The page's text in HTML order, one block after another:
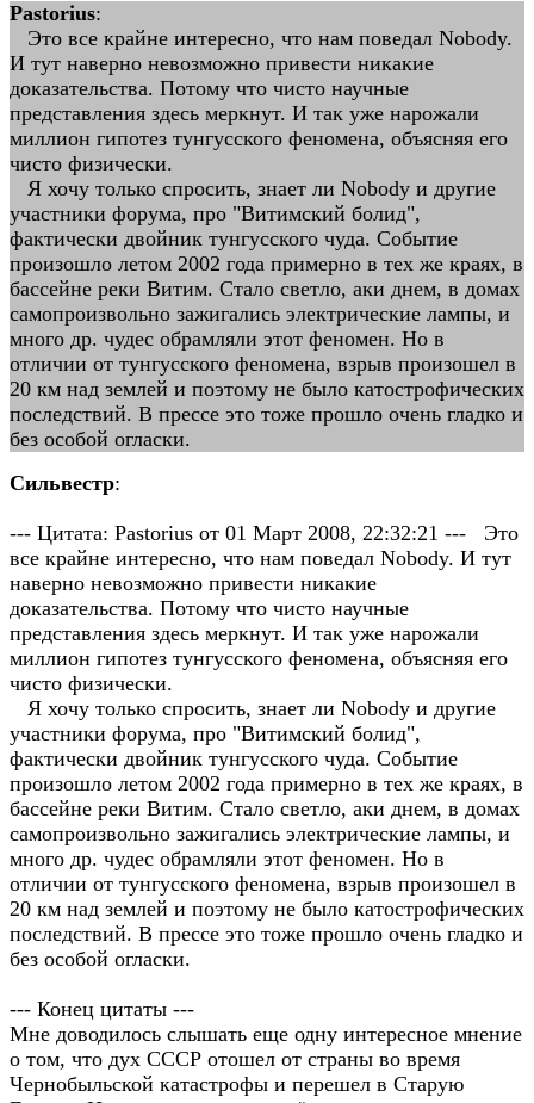
Pastorius:
Это все крайне интересно, что нам поведал Nobody.
И тут наверно невозможно привести никакие
доказательства. Потому что чисто научные
представления здесь меркнут. И так уже нарожали
миллион гипотез тунгусского феномена, объясняя его
чисто физически.
Я хочу только спросить, знает ли Nobody и другие
участники форума, про "Витимский болид",
фактически двойник тунгусского чуда. Событие
произошло летом 2002 года примерно в тех же краях, в
бассейне реки Витим. Стало светло, аки днем, в домах
самопроизвольно зажигались электрические лампы, и
много др. чудес обрамляли этот феномен. Но в
отличии от тунгусского феномена, взрыв произошел в
20 км над землей и поэтому не было катострофических
последствий. В прессе это тоже прошло очень гладко и
без особой огласки.
Сильвестр:
--- Цитата: Pastorius от 01 Март 2008, 22:32:21 --- Это
все крайне интересно, что нам поведал Nobody. И тут
наверно невозможно привести никакие
доказательства. Потому что чисто научные
представления здесь меркнут. И так уже нарожали
миллион гипотез тунгусского феномена, объясняя его
чисто физически.
Я хочу только спросить, знает ли Nobody и другие
участники форума, про "Витимский болид",
фактически двойник тунгусского чуда. Событие
произошло летом 2002 года примерно в тех же краях, в
бассейне реки Витим. Стало светло, аки днем, в домах
самопроизвольно зажигались электрические лампы, и
много др. чудес обрамляли этот феномен. Но в
отличии от тунгусского феномена, взрыв произошел в
20 км над землей и поэтому не было катострофических
последствий. В прессе это тоже прошло очень гладко и
без особой огласки.
--- Конец цитаты ---
Мне доводилось слышать еще одну интересное мнение
о том, что дух СССР отошел от страны во время
Чернобыльской катастрофы и перешел в Старую